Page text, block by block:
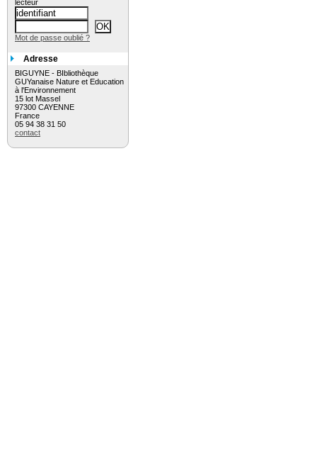
lecteur
Mot de passe oublié ?
Adresse
BIGUYNE - BIbliothèque
GUYanaise Nature et Education
à l'Environnement
15 lot Massel
97300 CAYENNE
France
05 94 38 31 50
contact